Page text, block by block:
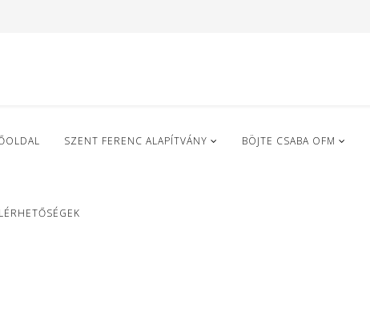
SZENT FERENC ALAPÍTVÁNY BÖJTE CSABA OFM